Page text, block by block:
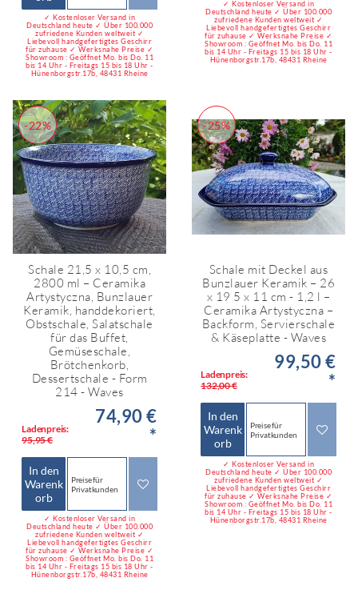
✓ Kostenloser Versand in
Deutschland heute ✓ Über 100.000
zufriedene Kunden weltweit ✓
Liebevoll handgefertigtes Geschirr
für zuhause ✓ Werksnahe Preise ✓
Showroom : Geöffnet Mo. bis Do. 11
bis 14 Uhr - Freitags 15 bis 18 Uhr -
Hünenborgstr.17b, 48431 Rheine
✓ Kostenloser Versand in
Deutschland heute ✓ Über 100.000
zufriedene Kunden weltweit ✓
Liebevoll handgefertigtes Geschirr
für zuhause ✓ Werksnahe Preise ✓
Showroom : Geöffnet Mo. bis Do. 11
bis 14 Uhr - Freitags 15 bis 18 Uhr -
Hünenborgstr.17b, 48431 Rheine
-22%
Schale 21,5 x 10,5 cm,
2800 ml – Ceramika
Artystyczna, Bunzlauer
Keramik, handdekoriert,
Obstschale, Salatschale
für das Buffet,
Gemüseschale,
Brötchenkorb,
Dessertschale - Form
214 - Waves
Ladenpreis:
95,95 €
74,90 €
*
In den
Warenk
orb
Preise für
Privatkunden
✓ Kostenloser Versand in
Deutschland heute ✓ Über 100.000
zufriedene Kunden weltweit ✓
Liebevoll handgefertigtes Geschirr
für zuhause ✓ Werksnahe Preise ✓
Showroom : Geöffnet Mo. bis Do. 11
bis 14 Uhr - Freitags 15 bis 18 Uhr -
Hünenborgstr.17b, 48431 Rheine
-25%
Schale mit Deckel aus
Bunzlauer Keramik – 26
x 19 5 x 11 cm - 1,2 l –
Ceramika Artystyczna –
Backform, Servierschale
& Käseplatte - Waves
Ladenpreis:
132,00 €
99,50 €
*
In den
Warenk
orb
Preise für
Privatkunden
✓ Kostenloser Versand in
Deutschland heute ✓ Über 100.000
zufriedene Kunden weltweit ✓
Liebevoll handgefertigtes Geschirr
für zuhause ✓ Werksnahe Preise ✓
Showroom : Geöffnet Mo. bis Do. 11
bis 14 Uhr - Freitags 15 bis 18 Uhr -
Hünenborgstr.17b, 48431 Rheine